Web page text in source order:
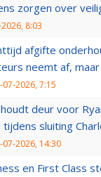
zorgen over
8:03
afgifte
neemt af,
07-2026, 7:15
houdt deur voor
tijdens sluiting
07-2026, 14:30
en First Class